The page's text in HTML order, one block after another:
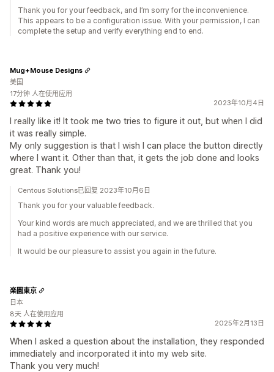
Thank you for your feedback, and I’m sorry for the inconvenience.
This appears to be a configuration issue. With your permission, I can
complete the setup and verify everything end to end.
2023年10月4日
I really like it! It took me two tries to figure it out, but when I did
it was really simple.
My only suggestion is that I wish I can place the button directly
where I want it. Other than that, it gets the job done and looks
great. Thank you!
Mug+Mouse Designs
美国
17分钟 人在使用应用
Centous Solutions已回复 2023年10月6日
Thank you for your valuable feedback.
Your kind words are much appreciated, and we are thrilled that you
had a positive experience with our service.
It would be our pleasure to assist you again in the future.
2025年2月13日
When I asked a question about the installation, they responded
immediately and incorporated it into my web site.
Thank you very much!
楽園東京
日本
8天 人在使用应用